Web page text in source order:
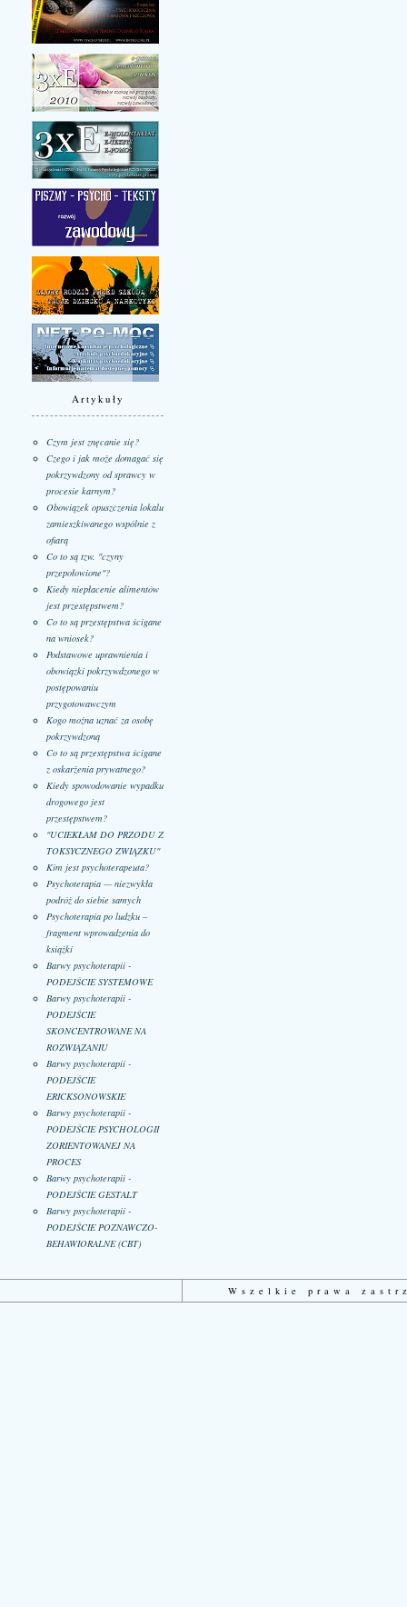
Artykuły
Czym jest znęcanie się?
Czego i jak może domagać się
pokrzywdzony od sprawcy w
procesie karnym?
Obowiązek opuszczenia lokalu
zamieszkiwanego wspólnie z
ofiarą
Co to są tzw. "czyny
przepołowione"?
Kiedy niepłacenie alimentów
jest przestępstwem?
Co to są przestępstwa ścigane
na wniosek?
Podstawowe uprawnienia i
obowiązki pokrzywdzonego w
postępowaniu
przygotowawczym
Kogo można uznać za osobę
pokrzywdzoną
Co to są przestępstwa ścigane
z oskarżenia prywatnego?
Kiedy spowodowanie wypadku
drogowego jest
przestępstwem?
"UCIEKŁAM DO PRZODU Z
TOKSYCZNEGO ZWIĄZKU"
Kim jest psychoterapeuta?
Psychoterapia — niezwykła
podróż do siebie samych
Psychoterapia po ludzku –
fragment wprowadzenia do
książki
Barwy psychoterapii -
PODEJŚCIE SYSTEMOWE
Barwy psychoterapii -
PODEJŚCIE
SKONCENTROWANE NA
ROZWIĄZANIU
Barwy psychoterapii -
PODEJŚCIE
ERICKSONOWSKIE
Barwy psychoterapii -
PODEJŚCIE PSYCHOLOGII
ZORIENTOWANEJ NA
PROCES
Barwy psychoterapii -
PODEJŚCIE GESTALT
Barwy psychoterapii -
PODEJŚCIE POZNAWCZO-
BEHAWIORALNE (CBT)
Wszelkie prawa